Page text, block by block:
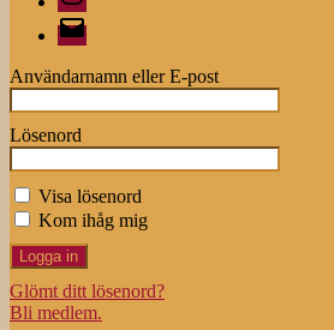
E-
post
Användarnamn eller E-post
Lösenord
Visa lösenord
Kom ihåg mig
Glömt ditt lösenord?
Bli medlem.